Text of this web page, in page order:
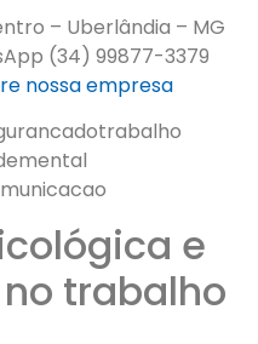
– Uberlândia – MG
(34) 99877-3379
nossa empresa
e
trabalho